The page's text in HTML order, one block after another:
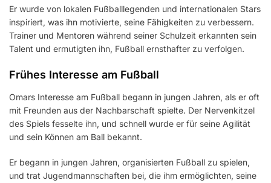
Er wurde von lokalen Fußballlegenden und internationalen Stars
inspiriert, was ihn motivierte, seine Fähigkeiten zu verbessern.
Trainer und Mentoren während seiner Schulzeit erkannten sein
Talent und ermutigten ihn, Fußball ernsthafter zu verfolgen.
Frühes Interesse am Fußball
Omars Interesse am Fußball begann in jungen Jahren, als er oft
mit Freunden aus der Nachbarschaft spielte. Der Nervenkitzel
des Spiels fesselte ihn, und schnell wurde er für seine Agilität
und sein Können am Ball bekannt.
Er begann in jungen Jahren, organisierten Fußball zu spielen,
und trat Jugendmannschaften bei, die ihm ermöglichten, seine